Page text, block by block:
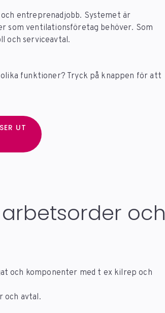
entreprenadjobb. Systemet är
som ventilationsföretag behöver. Som
och serviceavtal.
funktioner? Tryck på knappen för att
UT
och
och komponenter med t ex kilrep och
och avtal.